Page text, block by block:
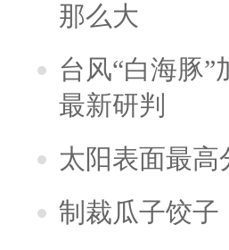
那么大
台风“白海豚
最新研判
太阳表面最
制裁瓜子饺子